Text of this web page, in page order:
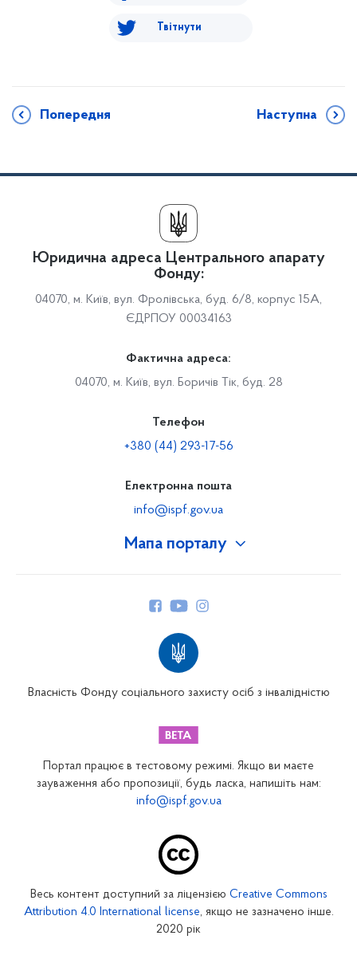
Твітнути
Попередня Наступна
Мапа порталу
Закарпатське відділення
Запорізьке відділення
Кіровоградське відділення
Юридична адреса Центрального апарату
Фонду:
04070, м. Київ, вул. Фролівська, буд. 6/8, корпус 15А,
ЄДРПОУ 00034163
Фактична адреса:
04070, м. Київ, вул. Боричів Тік, буд. 28
Телефон
+380 (44) 293-17-56
Електронна пошта
info@ispf.gov.ua
Власність Фонду соціального захисту осіб з інвалідністю
Портал працює в тестовому режимі. Якщо ви маєте
зауваження або пропозиції, будь ласка, напишіть нам:
info@ispf.gov.ua
Весь контент доступний за ліцензією Creative Commons
Attribution 4.0 International license, якщо не зазначено інше.
2020 рік